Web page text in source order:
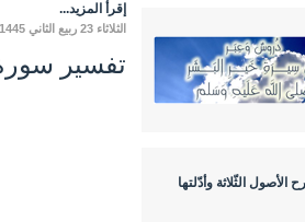
إقرأ المزيد...
الثلاثاء 23 ربيع الثاني 1445 هـ الموافق لـ: 07 نوفمبر 2023 10:50
تفسير سورة الحجرات